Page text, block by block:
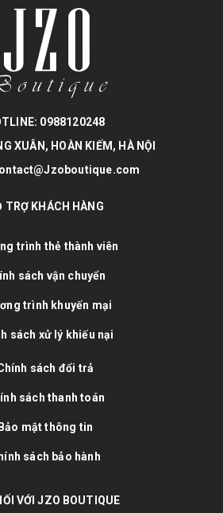
0988120248
XUÂN, HOÀN KIẾM, HÀ NỘI
TRỢ KHÁCH HÀNG
trình thẻ thành viên
sách vận chuyển
trình khuyến mại
sách xử lý khiếu nại
sách đổi trả
sách thanh toán
Bảo mật thông tin
sách bảo hành
VỚI JZO BOUTIQUE